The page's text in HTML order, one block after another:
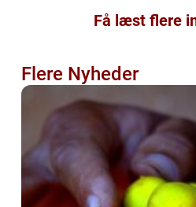
Få læst flere
Flere Nyheder